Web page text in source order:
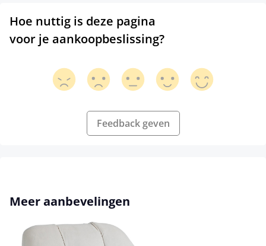
Hoe nuttig is deze pagina
voor je aankoopbeslissing?
Feedback geven
Productgalerij overslaan
Meer aanbevelingen